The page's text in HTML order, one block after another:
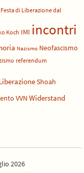
Festa di Liberazione dal
Koch IMI incontri
Nazismo Neofascismo
referendum
Shoah
VVN Widerstand
2026